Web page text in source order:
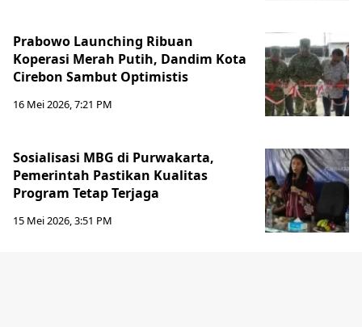
Prabowo Launching Ribuan
Koperasi Merah Putih, Dandim Kota
Cirebon Sambut Optimistis
16 Mei 2026, 7:21 PM
Sosialisasi MBG di Purwakarta,
Pemerintah Pastikan Kualitas
Program Tetap Terjaga
15 Mei 2026, 3:51 PM